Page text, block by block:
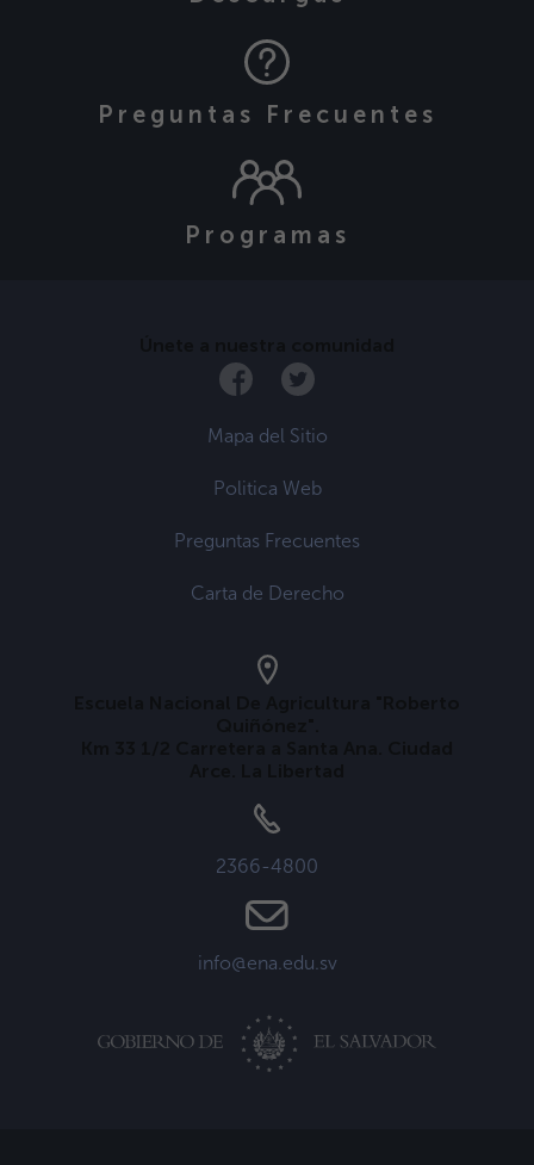
Preguntas Frecuentes
Programas
Mapa del Sitio
Politica Web
Preguntas Frecuentes
Carta de Derecho
2366-4800
info@ena.edu.sv